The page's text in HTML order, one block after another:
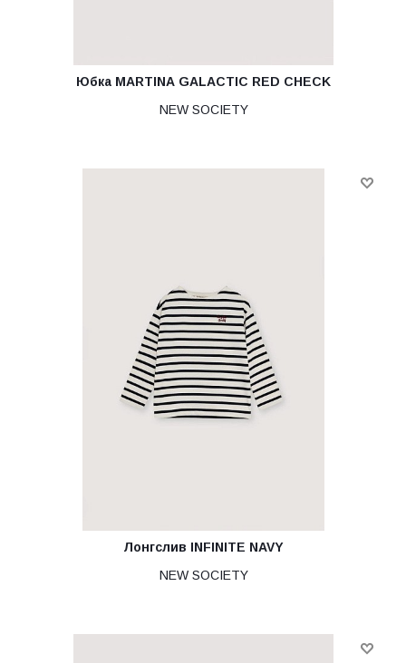
Юбка MARTINA GALACTIC RED CHECK
NEW SOCIETY
Лонгслив INFINITE NAVY
NEW SOCIETY